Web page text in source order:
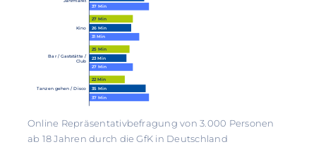
37 Min
Kino
27 Min
26 Min
31 Min
Bar / Gaststätte /
Club
25 Min
23 Min
27 Min
Tanzen gehen / Disco
22 Min
35 Min
37 Min
Online Repräsentativbefragung von 3.000 Personen
ab 18 Jahren durch die GfK in Deutschland